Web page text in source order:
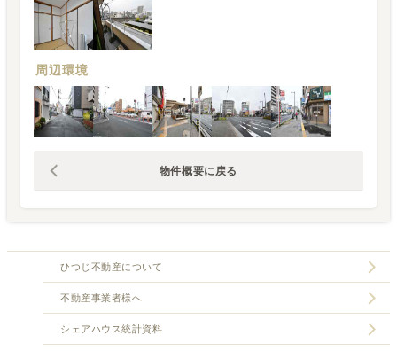
周辺環境
物件概要に戻る
ひつじ不動産について
不動産事業者様へ
シェアハウス統計資料